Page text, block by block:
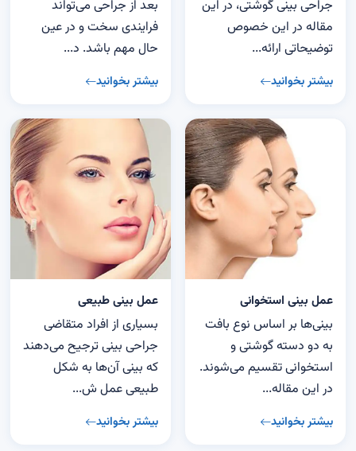
جراحی بینی گوشتی، در این
مقاله در این خصوص
توضیحاتی ارائه...
بیشتر بخوانید
بعد از جراحی می‌تواند
فرایندی سخت و در عین
حال مهم باشد. د...
بیشتر بخوانید
عمل بینی استخوانی
بینی‌ها بر اساس نوع بافت
به دو دسته گوشتی و
استخوانی تقسیم می‌شوند.
در این مقاله...
بیشتر بخوانید
عمل بینی طبیعی
بسیاری از افراد متقاضی
جراحی بینی ترجیح می‌دهند
که بینی آن‌ها به شکل
طبیعی عمل ش...
بیشتر بخوانید